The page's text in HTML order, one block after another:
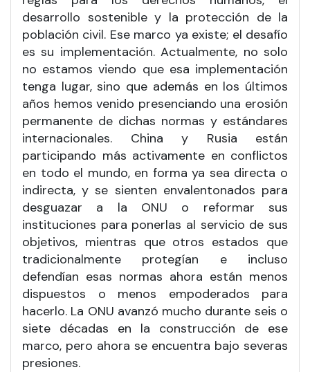
desarrollo sostenible y la protección de la
población civil. Ese marco ya existe; el desafío
es su implementación. Actualmente, no solo
no estamos viendo que esa implementación
tenga lugar, sino que además en los últimos
años hemos venido presenciando una erosión
permanente de dichas normas y estándares
internacionales. China y Rusia están
participando más activamente en conflictos
en todo el mundo, en forma ya sea directa o
indirecta, y se sienten envalentonados para
desguazar a la ONU o reformar sus
instituciones para ponerlas al servicio de sus
objetivos, mientras que otros estados que
tradicionalmente protegían e incluso
defendían esas normas ahora están menos
dispuestos o menos empoderados para
hacerlo. La ONU avanzó mucho durante seis o
siete décadas en la construcción de ese
marco, pero ahora se encuentra bajo severas
presiones.